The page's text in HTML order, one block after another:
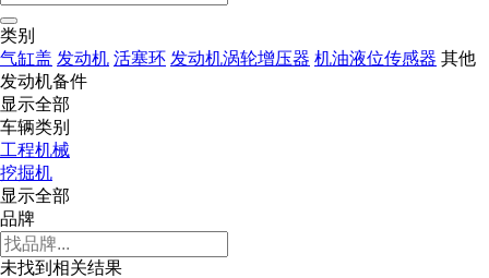
类别
气缸盖 发动机 活塞环 发动机涡轮增压器 机油液位传感器 其他
发动机备件
显示全部
车辆类别
工程机械
挖掘机
显示全部
品牌
未找到相关结果